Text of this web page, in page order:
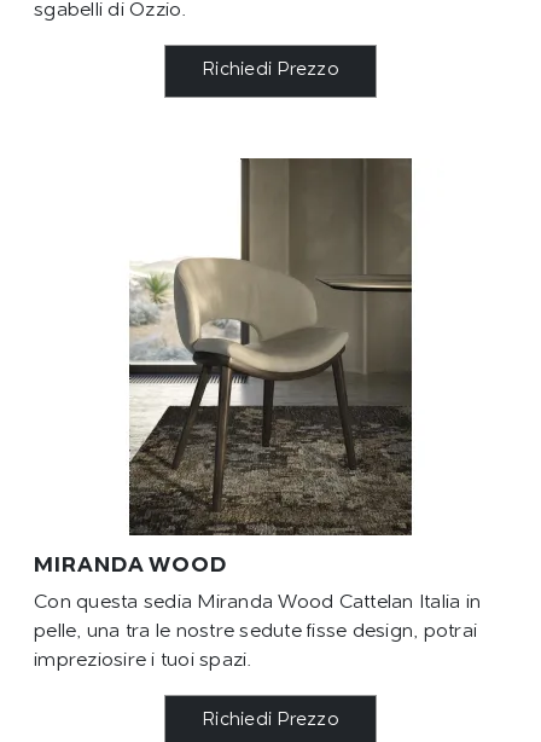
sgabelli di Ozzio.
Richiedi Prezzo
MIRANDA WOOD
Con questa sedia Miranda Wood Cattelan Italia in
pelle, una tra le nostre sedute fisse design, potrai
impreziosire i tuoi spazi.
Richiedi Prezzo